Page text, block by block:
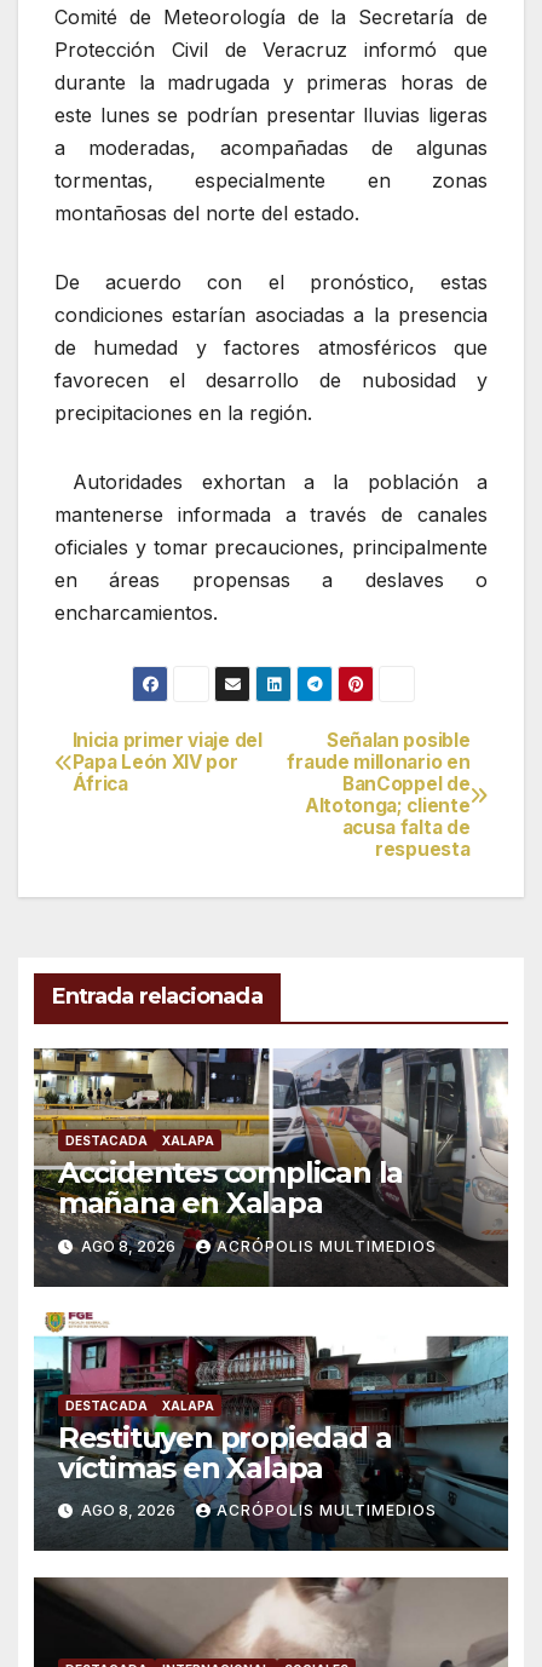
Comité de Meteorología de la Secretaría de
Protección Civil de Veracruz informó que
durante la madrugada y primeras horas de
este lunes se podrían presentar lluvias ligeras
a moderadas, acompañadas de algunas
tormentas, especialmente en zonas
montañosas del norte del estado.
De acuerdo con el pronóstico, estas
condiciones estarían asociadas a la presencia
de humedad y factores atmosféricos que
favorecen el desarrollo de nubosidad y
precipitaciones en la región.
Autoridades exhortan a la población a
mantenerse informada a través de canales
oficiales y tomar precauciones, principalmente
en áreas propensas a deslaves o
encharcamientos.
Navegación
de
Señalan posible
fraude millonario en
BanCoppel de
Altotonga; cliente
acusa falta de
respuesta
Inicia primer viaje del
Papa León XIV por
África
Entrada relacionada
DESTACADA XALAPA
Accidentes complican la
mañana en Xalapa
AGO 8, 2026 ACRÓPOLIS MULTIMEDIOS
DESTACADA XALAPA
Restituyen propiedad a
víctimas en Xalapa
AGO 8, 2026 ACRÓPOLIS MULTIMEDIOS